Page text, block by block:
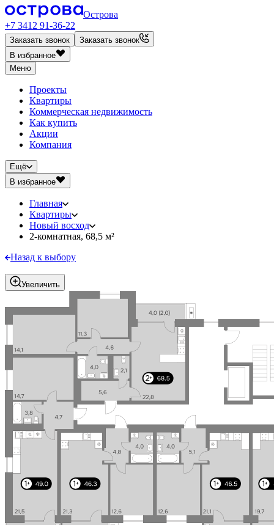
Острова
+7 3412 91-36-22
Заказать звонок
Заказать звонок
В избранное
Меню
Проекты
Квартиры
Коммерческая недвижимость
Как купить
Акции
Компания
Ещё
В избранное
Главная
Квартиры
Новый восход
2-комнатная, 68,5 м²
Назад к выбору
Увеличить